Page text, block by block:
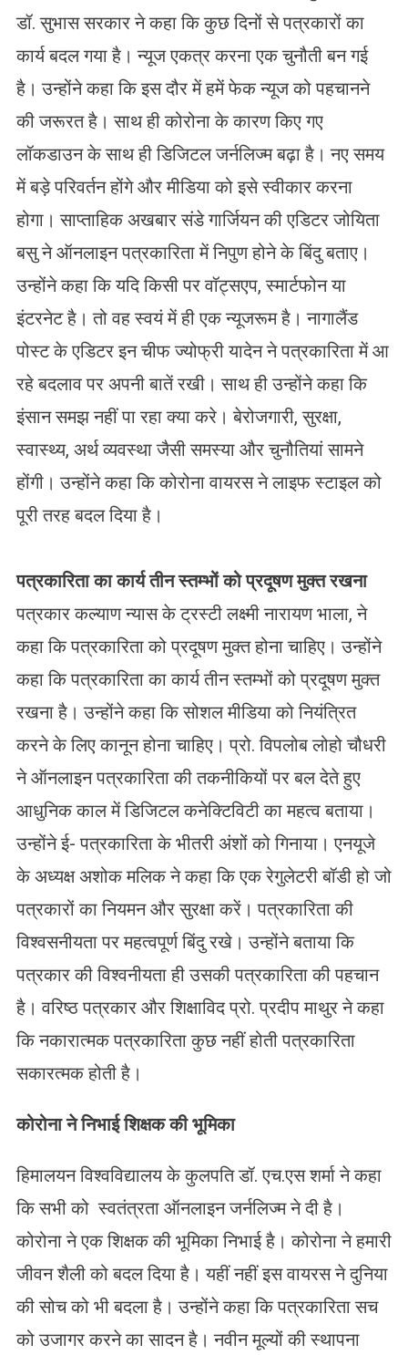
डॉ. सुभास सरकार ने कहा कि कुछ दिनों से पत्रकारों का
कार्य बदल गया है। न्यूज एकत्र करना एक चुनौती बन गई
है। उन्होंने कहा कि इस दौर में हमें फेक न्यूज को पहचानने
की जरूरत है। साथ ही कोरोना के कारण किए गए
लॉकडाउन के साथ ही डिजिटल जर्नलिज्म बढ़ा है। नए समय
में बड़े परिवर्तन होंगे और मीडिया को इसे स्वीकार करना
होगा। साप्ताहिक अखबार संडे गार्जियन की एडिटर जोयिता
बसु ने ऑनलाइन पत्रकारिता में निपुण होने के बिंदु बताए।
उन्होंने कहा कि यदि किसी पर वॉट्सएप, स्मार्टफोन या
इंटरनेट है। तो वह स्वयं में ही एक न्यूजरूम है। नागालैंड
पोस्ट के एडिटर इन चीफ ज्योफ्री यादेन ने पत्रकारिता में आ
रहे बदलाव पर अपनी बातें रखी। साथ ही उन्होंने कहा कि
इंसान समझ नहीं पा रहा क्या करे। बेरोजगारी, सुरक्षा,
स्वास्थ्य, अर्थ व्यवस्था जैसी समस्या और चुनौतियां सामने
होंगी। उन्होंने कहा कि कोरोना वायरस ने लाइफ स्टाइल को
पूरी तरह बदल दिया है।
पत्रकारिता का कार्य तीन स्तम्भों को प्रदूषण मुक्त रखना
पत्रकार कल्याण न्यास के ट्रस्टी लक्ष्मी नारायण भाला, ने
कहा कि पत्रकारिता को प्रदूषण मुक्त होना चाहिए। उन्होंने
कहा कि पत्रकारिता का कार्य तीन स्तम्भों को प्रदूषण मुक्त
रखना है। उन्होंने कहा कि सोशल मीडिया को नियंत्रित
करने के लिए कानून होना चाहिए। प्रो. विपलोब लोहो चौधरी
ने ऑनलाइन पत्रकारिता की तकनीकियों पर बल देते हुए
आधुनिक काल में डिजिटल कनेक्टिविटी का महत्व बताया।
उन्होंने ई- पत्रकारिता के भीतरी अंशों को गिनाया। एनयूजे
के अध्यक्ष अशोक मलिक ने कहा कि एक रेगुलेटरी बॉडी हो जो
पत्रकारों का नियमन और सुरक्षा करें। पत्रकारिता की
विश्वसनीयता पर महत्वपूर्ण बिंदु रखे। उन्होंने बताया कि
पत्रकार की विश्वनीयता ही उसकी पत्रकारिता की पहचान
है। वरिष्ठ पत्रकार और शिक्षाविद प्रो. प्रदीप माथुर ने कहा
कि नकारात्मक पत्रकारिता कुछ नहीं होती पत्रकारिता
सकारत्मक होती है।
कोरोना ने निभाई शिक्षक की भूमिका
हिमालयन विश्वविद्यालय के कुलपति डॉ. एच.एस शर्मा ने कहा
कि सभी को स्वतंत्रता ऑनलाइन जर्नलिज्म ने दी है।
कोरोना ने एक शिक्षक की भूमिका निभाई है। कोरोना ने हमारी
जीवन शैली को बदल दिया है। यहीं नहीं इस वायरस ने दुनिया
की सोच को भी बदला है। उन्होंने कहा कि पत्रकारिता सच
को उजागर करने का सादन है। नवीन मूल्यों की स्थापना